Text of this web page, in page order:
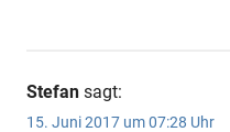
Stefan sagt:
15. Juni 2017 um 07:28 Uhr